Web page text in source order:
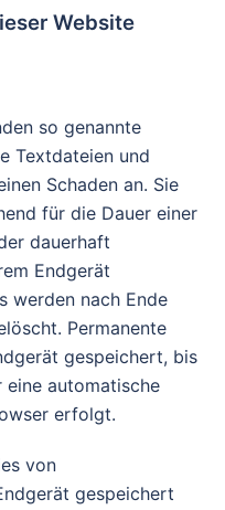
Website
so genannte
Textdateien und
Schaden an. Sie
für die Dauer einer
dauerhaft
Endgerät
werden nach Ende
Permanente
gespeichert, bis
eine automatische
erfolgt.
von
gespeichert